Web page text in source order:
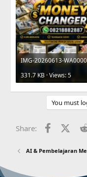
IMG-20260613-
331.7 KB · Views: 5
You must
Share: Facebook
X
AI & Pembelajaran